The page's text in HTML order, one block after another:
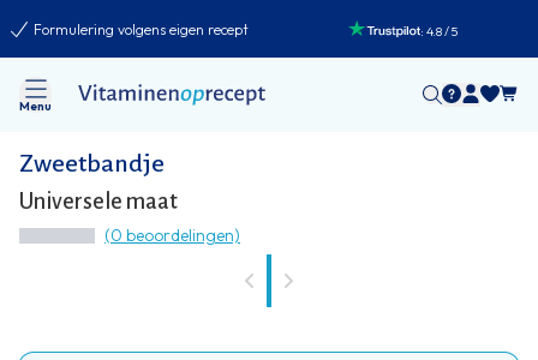
Formulering volgens eigen recept :4.8/5
Menu
Zweetbandje
Universele maat
(0 beoordelingen)